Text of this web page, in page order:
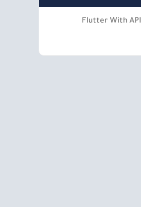
Flutter With API